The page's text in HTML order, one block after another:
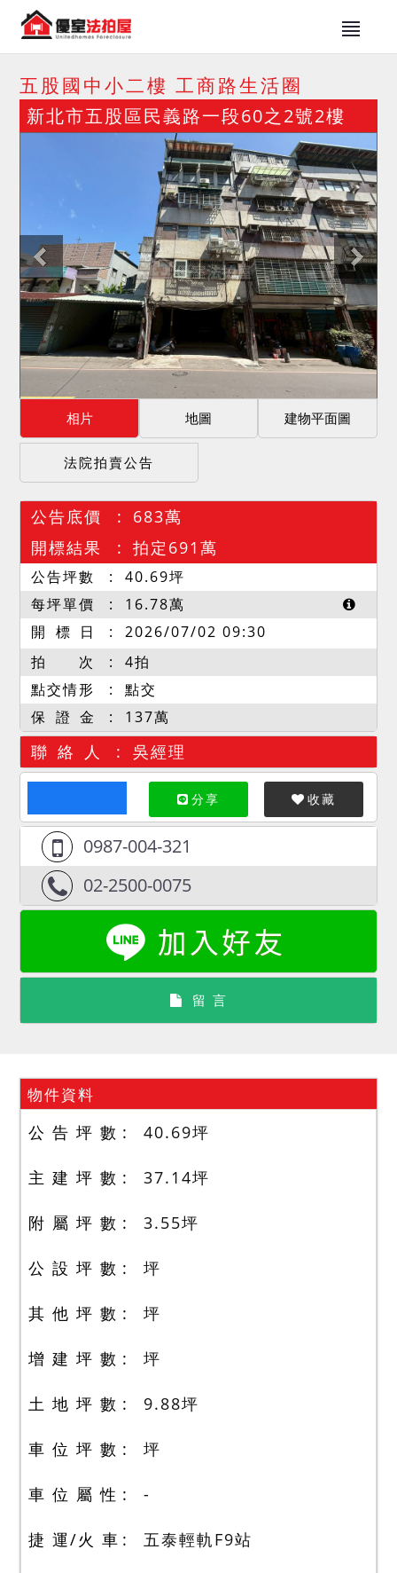
五股國中小二樓 工商路生活圈
新北市五股區民義路一段60之2號2樓
相片 地圖 建物平面圖
法院拍賣公告
公告底價
683萬
開標結果
拍定691萬
公告坪數 40.69坪
每坪單價
16.78萬
開 標 日
2026/07/02 09:30
拍 次
4拍
點交情形
點交
保 證 金
137萬
聯 絡 人 吳經理
分享 收藏
0987-004-321
02-2500-0075
留 言
物件資料
公 告 坪 數 40.69坪
主 建 坪 數 37.14坪
附 屬 坪 數 3.55坪
公 設 坪 數 坪
其 他 坪 數 坪
增 建 坪 數 坪
土 地 坪 數 9.88坪
車 位 坪 數 坪
車 位 屬 性 -
捷 運/火 車 五泰輕軌F9站